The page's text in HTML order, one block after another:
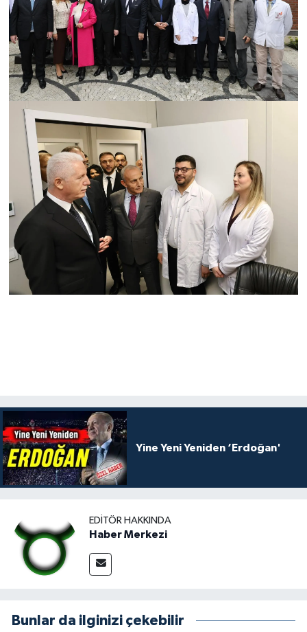
Yine Yeni Yeniden ‘Erdoğan'
EDITÖR HAKKINDA
Haber Merkezi
Bunlar da ilginizi çekebilir